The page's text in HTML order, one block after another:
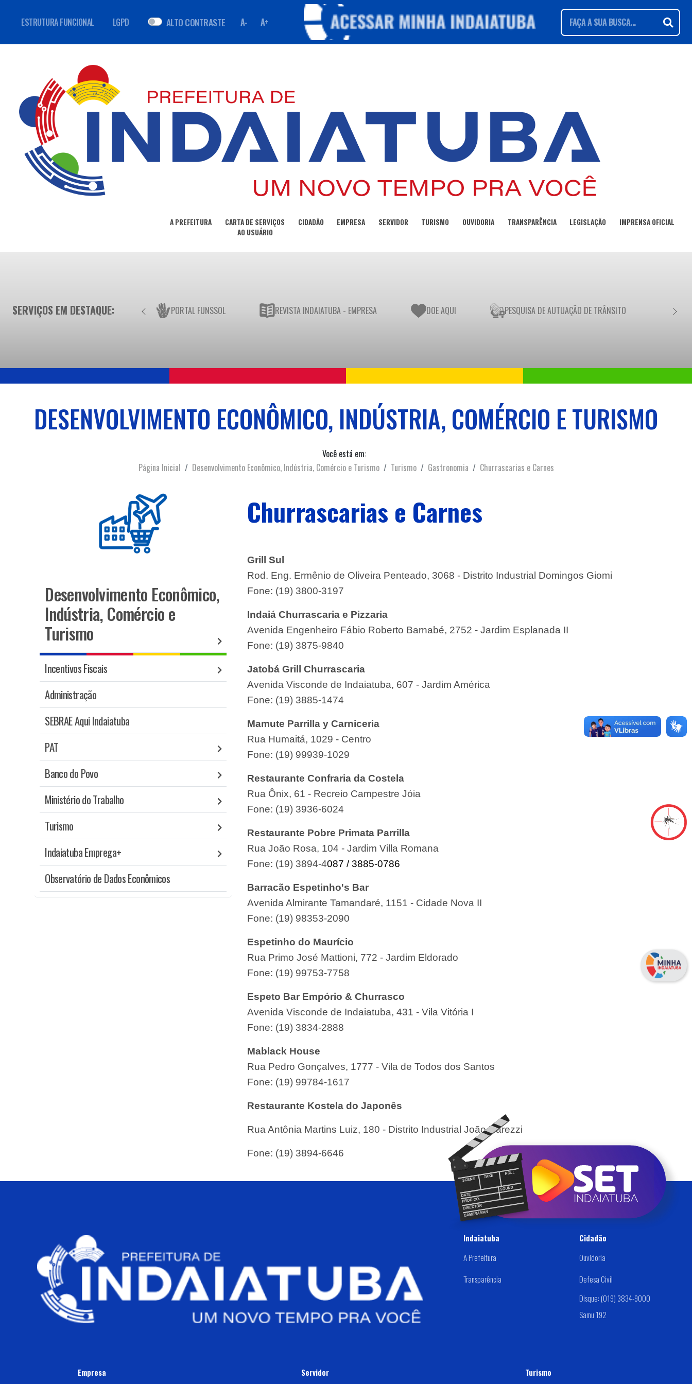
ESTRUTURA FUNCIONAL LGPD ALTO CONTRASTE A- A+
A PREFEITURA
CARTA DE SERVIÇOS
AO USUÁRIO
CIDADÃO EMPRESA SERVIDOR TURISMO OUVIDORIA TRANSPARÊNCIA LEGISLAÇÃO IMPRENSA OFICIAL
SERVIÇOS EM DESTAQUE: PORTAL FUNSSOL REVISTA INDAIATUBA - EMPRESA DOE AQUI PESQUISA DE AUTUAÇÃO DE TRÂNSITO
DESENVOLVIMENTO ECONÔMICO, INDÚSTRIA, COMÉRCIO E TURISMO
Você está em:
Página Inicial
Desenvolvimento Econômico, Indústria, Comércio e Turismo Turismo Gastronomia Churrascarias e Carnes
Desenvolvimento Econômico,
Indústria, Comércio e
Turismo
Incentivos Fiscais
Administração
SEBRAE Aqui Indaiatuba
PAT
Banco do Povo
Ministério do Trabalho
Turismo
Indaiatuba Emprega+
Observatório de Dados Econômicos
Churrascarias e Carnes
Grill Sul
Rod. Eng. Ermênio de Oliveira Penteado, 3068 - Distrito Industrial Domingos Giomi
Fone: (19) 3800-3197
Indaiá Churrascaria e Pizzaria
Avenida Engenheiro Fábio Roberto Barnabé, 2752 - Jardim Esplanada II
Fone: (19) 3875-9840
Jatobá Grill Churrascaria
Avenida Visconde de Indaiatuba, 607 - Jardim América
Fone: (19) 3885-1474
Mamute Parrilla y Carniceria
Rua Humaitá, 1029 - Centro
Fone: (19) 99939-1029
Restaurante Confraria da Costela
Rua Ônix, 61 - Recreio Campestre Jóia
Fone: (19) 3936-6024
Restaurante Pobre Primata Parrilla
Rua João Rosa, 104 - Jardim Villa Romana
Fone: (19) 3894-4087 /3885-0786
Barracão Espetinho's Bar
Avenida Almirante Tamandaré, 1151 - Cidade Nova II
Fone: (19) 98353-2090
Espetinho do Maurício
Rua Primo José Mattioni, 772 - Jardim Eldorado
Fone: (19) 99753-7758
Espeto Bar Empório & Churrasco
Avenida Visconde de Indaiatuba, 431 - Vila Vitória I
Fone: (19) 3834-2888
Mablack House
Rua Pedro Gonçalves, 1777 - Vila de Todos dos Santos
Fone: (19) 99784-1617
Restaurante Kostela do Japonês
Rua Antônia Martins Luiz, 180 - Distrito Industrial João Narezzi
Fone: (19) 3894-6646
Indaiatuba
A Prefeitura
Transparência
Cidadão
Ouvidoria
Defesa Civil
Disque: (019) 3834-9000
Samu 192
Empresa Servidor Turismo